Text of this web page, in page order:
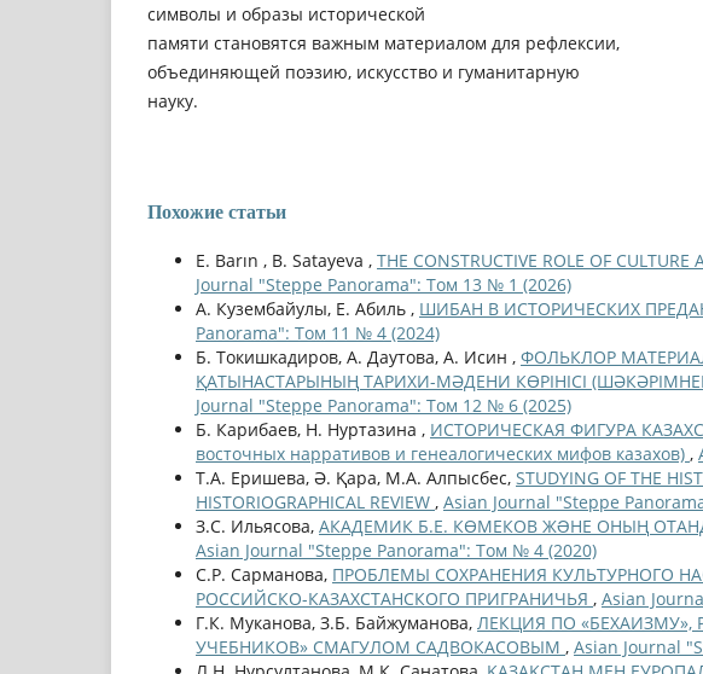
символы и образы исторической
памяти становятся важным материалом для рефлексии,
объединяющей поэзию, искусство и гуманитарную
науку.
Похожие статьи
E. Barın , B. Satayeva , THE CONSTRUCTIVE ROLE OF
Journal "Steppe Panorama": Том 13 № 1 (2026)
А. Кузембайулы, Е. Абиль , ШИБАН В ИСТОРИЧЕСКИХ
Panorama": Том 11 № 4 (2024)
Б. Токишкадиров, А. Даутова, А. Исин , ФОЛЬКЛОР
ҚАТЫНАСТАРЫНЫҢ ТАРИХИ-МӘДЕНИ КӨРІНІСІ
Journal "Steppe Panorama": Том 12 № 6 (2025)
Б. Карибаев, Н. Нуртазина , ИСТОРИЧЕСКАЯ ФИГУРА
восточных нарративов и генеалогических мифов казахов) ,
Т.А. Еришева, Ә. Қара, М.А. Алпысбес, STUDYING OF THE
HISTORIOGRAPHICAL REVIEW , Asian Journal "Steppe
З.С. Ильясова, АКАДЕМИК Б.Е. КӨМЕКОВ ЖƏНЕ ОНЫҢ
Asian Journal "Steppe Panorama": Том № 4 (2020)
С.Р. Сарманова, ПРОБЛЕМЫ СОХРАНЕНИЯ КУЛЬТУРНОГО
РОССИЙСКО-КАЗАХСТАНСКОГО ПРИГРАНИЧЬЯ , Asian
Г.К. Муканова, З.Б. Байжуманова, ЛЕКЦИЯ ПО «БЕХАИЗМУ»,
УЧЕБНИКОВ» СМАГУЛОМ САДВОКАСОВЫМ , Asian Journal